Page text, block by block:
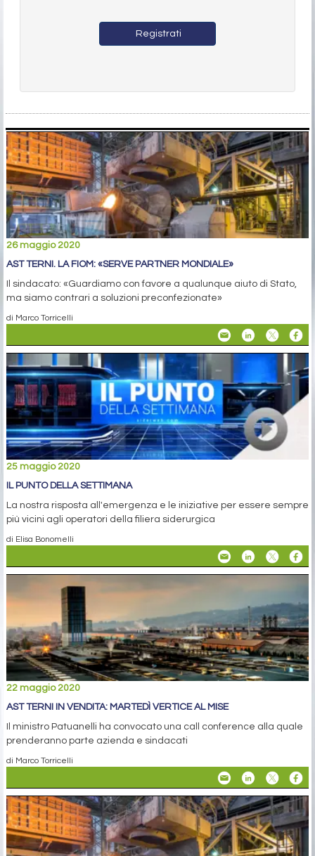
Registrati
26 maggio 2020
AST TERNI. LA FIOM: «SERVE PARTNER MONDIALE»
Il sindacato: «Guardiamo con favore a qualunque aiuto di Stato,
ma siamo contrari a soluzioni preconfezionate»
di Marco Torricelli
25 maggio 2020
IL PUNTO DELLA SETTIMANA
La nostra risposta all'emergenza e le iniziative per essere sempre
più vicini agli operatori della filiera siderurgica
di Elisa Bonomelli
22 maggio 2020
AST TERNI IN VENDITA: MARTEDÌ VERTICE AL MISE
Il ministro Patuanelli ha convocato una call conference alla quale
prenderanno parte azienda e sindacati
di Marco Torricelli